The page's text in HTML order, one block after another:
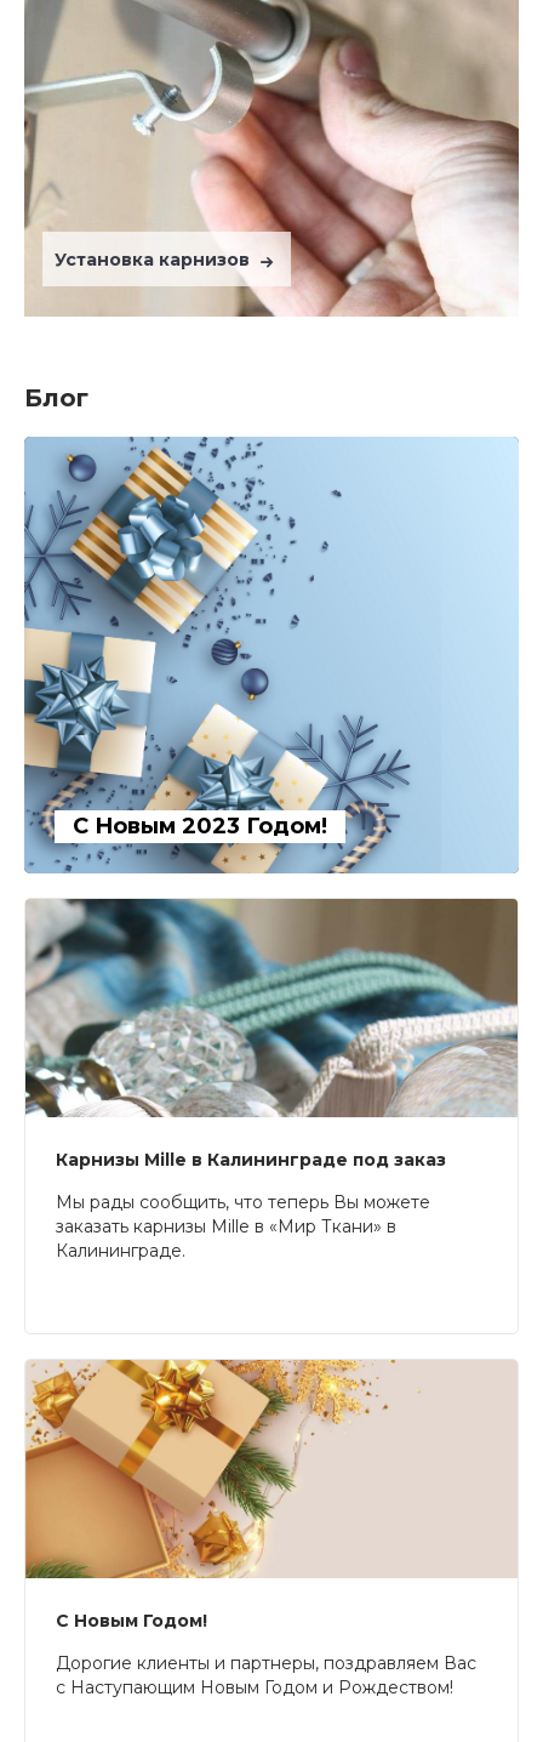
Установка карнизов
Блог
С Новым 2023 Годом!
Карнизы Mille в Калининграде под заказ
Мы рады сообщить, что теперь Вы можете
заказать карнизы Mille в «Мир Ткани» в
Калининграде.
С Новым Годом!
Дорогие клиенты и партнеры, поздравляем Вас
с Наступающим Новым Годом и Рождеством!